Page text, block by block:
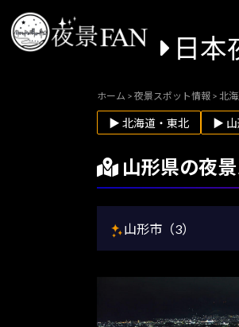
日本
ホーム > 夜景スポット情報 > 北
▶ 北海道・東北 ▶ 山
山形県の夜
山形市（3）